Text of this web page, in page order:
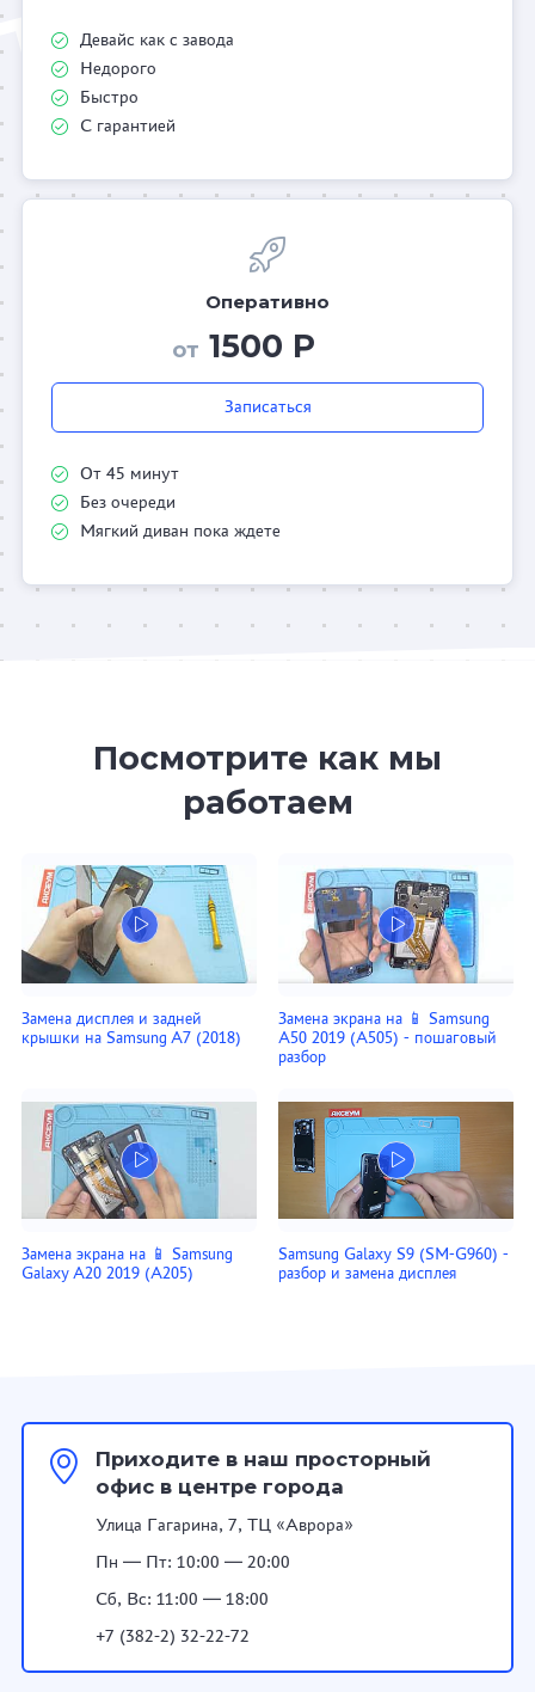
Девайс как с завода
Недорого
Быстро
С гарантией
Оперативно
от 1500 Р
Записаться
От 45 минут
Без очереди
Мягкий диван пока ждете
Посмотрите как мы
работаем
Замена дисплея и задней
крышки на Samsung A7 (2018)
Замена экрана на 📱 Samsung
A50 2019 (A505) - пошаговый
разбор
Замена экрана на 📱 Samsung
Galaxy A20 2019 (A205)
Samsung Galaxy S9 (SM-G960) -
разбор и замена дисплея
Приходите в наш просторный
офис в центре города
Улица Гагарина, 7, ТЦ «Аврора»
Пн — Пт: 10:00 — 20:00
Сб, Вс: 11:00 — 18:00
+7 (382-2) 32-22-72